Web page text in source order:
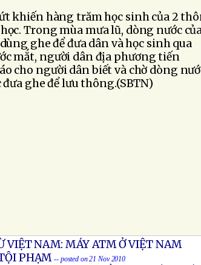
khiến hàng trăm học sinh của 2
Trong mùa mưa lũ, dòng nước
ghe để đưa dân và học sinh qua
mắt, người dân địa phương tiến
cho người dân biết và chờ dòng
đưa ghe để lưu thông.(SBTN)
VIỆT NAM: MÁY ATM Ở VIỆT NAM
PHẠM-- posted on 21 Nov 2010